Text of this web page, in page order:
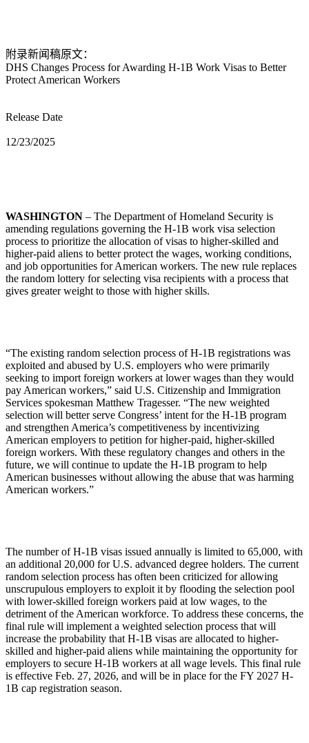
附录新闻稿原文：
DHS Changes Process for Awarding H-1B Work Visas to Better
Protect American Workers
Release Date
12/23/2025
WASHINGTON – The Department of Homeland Security is
amending regulations governing the H-1B work visa selection
process to prioritize the allocation of visas to higher-skilled and
higher-paid aliens to better protect the wages, working conditions,
and job opportunities for American workers. The new rule replaces
the random lottery for selecting visa recipients with a process that
gives greater weight to those with higher skills.
“The existing random selection process of H-1B registrations was
exploited and abused by U.S. employers who were primarily
seeking to import foreign workers at lower wages than they would
pay American workers,” said U.S. Citizenship and Immigration
Services spokesman Matthew Tragesser. “The new weighted
selection will better serve Congress’ intent for the H-1B program
and strengthen America’s competitiveness by incentivizing
American employers to petition for higher-paid, higher-skilled
foreign workers. With these regulatory changes and others in the
future, we will continue to update the H-1B program to help
American businesses without allowing the abuse that was harming
American workers.”
The number of H-1B visas issued annually is limited to 65,000, with
an additional 20,000 for U.S. advanced degree holders. The current
random selection process has often been criticized for allowing
unscrupulous employers to exploit it by flooding the selection pool
with lower-skilled foreign workers paid at low wages, to the
detriment of the American workforce. To address these concerns, the
final rule will implement a weighted selection process that will
increase the probability that H-1B visas are allocated to higher-
skilled and higher-paid aliens while maintaining the opportunity for
employers to secure H-1B workers at all wage levels. This final rule
is effective Feb. 27, 2026, and will be in place for the FY 2027 H-
1B cap registration season.